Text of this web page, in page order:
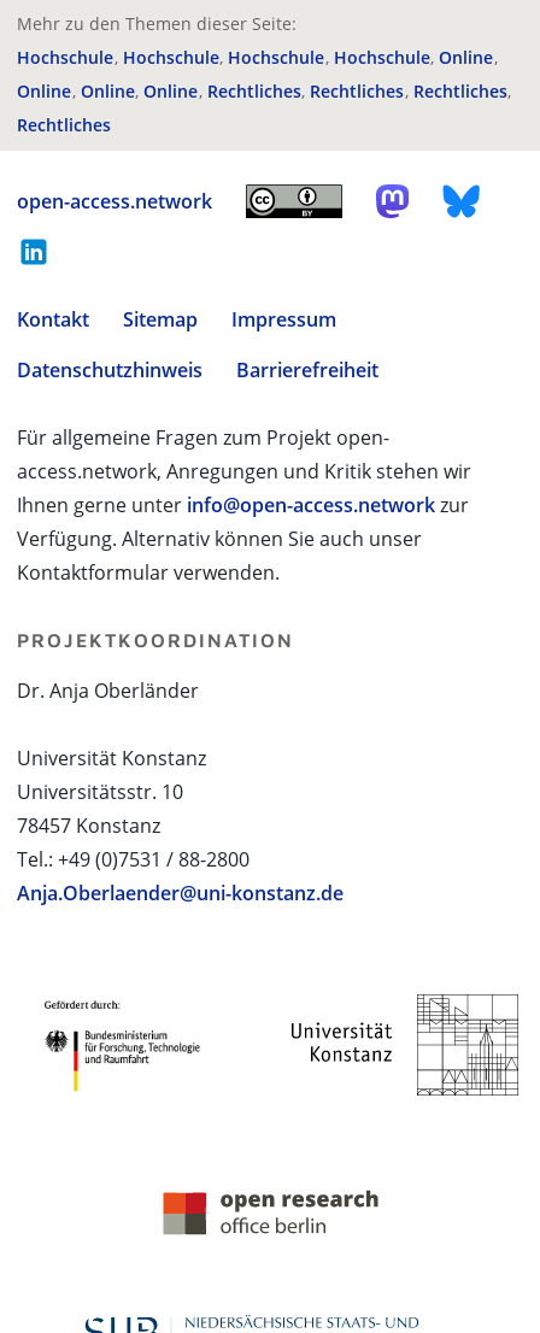
Mehr zu den Themen dieser Seite:
Hochschule Hochschule Hochschule Hochschule Online
Online Online Online Rechtliches Rechtliches Rechtliches
Rechtliches
open-access.network
Kontakt Sitemap
Impressum
Datenschutzhinweis
Barrierefreiheit
Für allgemeine Fragen zum Projekt open-
access.network, Anregungen und Kritik stehen wir
Ihnen gerne unter info@open-access.networkzur
Verfügung. Alternativ können Sie auch unser
Kontaktformular verwenden.
PROJEKTKOORDINATION
Dr. Anja Oberländer
Universität Konstanz
Universitätsstr. 10
78457 Konstanz
Tel.: +49 (0)7531 / 88-2800
Anja.Oberlaender@uni-konstanz.de